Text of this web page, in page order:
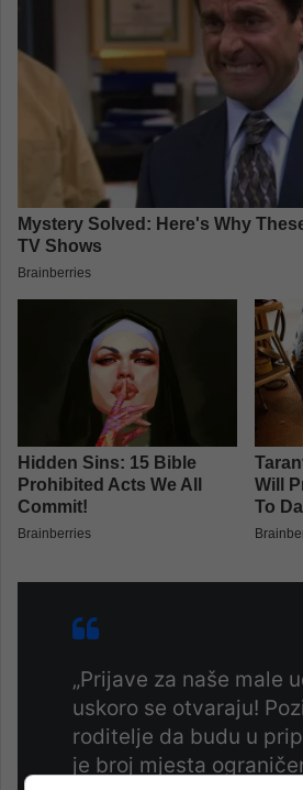
„Prijave za naše male
uskoro se otvaraju!
roditelje da budu u
je broj mjesta